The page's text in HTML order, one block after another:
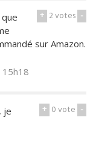
+ 2votes -
sur Amazon.
+ 0vote -
je